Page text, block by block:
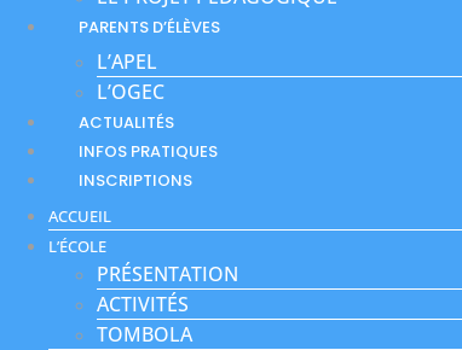
PARENTS D’ÉLÈVES
L’APEL
L’OGEC
ACTUALITÉS
INFOS PRATIQUES
INSCRIPTIONS
ACCUEIL
L’ÉCOLE
PRÉSENTATION
ACTIVITÉS
TOMBOLA